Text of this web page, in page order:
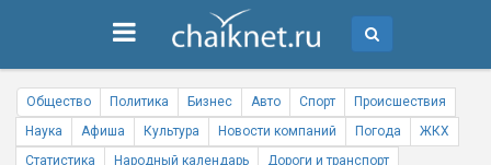
Общество Политика Бизнес Авто Спорт
Происшествия
Наука
Афиша Культура Новости компаний Погода
ЖКХ
Статистика
Народный календарь
Дороги и транспорт